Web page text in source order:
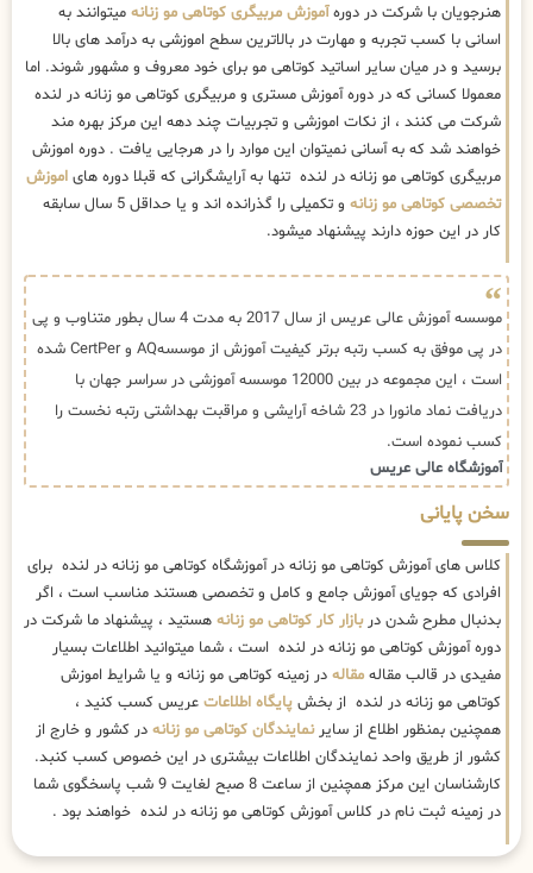
هنرجویان با شرکت در دورهآموزش مربیگری کوتاهی مو زنانه میتوانند به
اسانی با کسب تجربه و مهارت در بالاترین سطح اموزشی به درآمد های بالا
برسید و در میان سایر اساتید کوتاهی مو برای خود معروف و مشهور شوند. اما
معمولا کسانی که در دوره آموزش مستری و مربیگری کوتاهی مو زنانه در لنده
شرکت می کنند ، از نکات اموزشی و تجربیات چند دهه این مرکز بهره مند
خواهند شد که به آسانی نمیتوان این موارد را در هرجایی یافت . دوره اموزش
مربیگری کوتاهی مو زنانه در لنده تنها به آرایشگرانی که قبلا دوره های اموزش
تخصصی کوتاهی مو زنانه
و تکمیلی را گذرانده اند و یا حداقل 5 سال سابقه
کار در این حوزه دارند پیشنهاد میشود.
موسسه آموزش عالی عریس از سال 2017 به مدت 4 سال بطور متناوب و پی
در پی موفق به کسب رتبه برتر کیفیت آموزش از موسسهAQ و CertPer شده
است ، این مجموعه در بین 12000 موسسه آموزشی در سراسر جهان با
دریافت نماد مانورا در 23 شاخه آرایشی و مراقبت بهداشتی رتبه نخست را
کسب نموده است.
آموزشگاه عالی عریس
سخن پایانی
کلاس های آموزش کوتاهی مو زنانه در آموزشگاه کوتاهی مو زنانه در لنده برای
افرادی که جویای آموزش جامع و کامل و تخصصی هستند مناسب است ، اگر
بدنبال مطرح شدن دربازار کار کوتاهی مو زنانه هستید ، پیشنهاد ما شرکت در
دوره آموزش کوتاهی مو زنانه در لنده است ، شما میتوانید اطلاعات بسیار
مفیدی در قالب مقاله مقاله در زمینه کوتاهی مو زنانه و یا شرایط اموزش
کوتاهی مو زنانه در لنده از بخش پایگاه اطلاعات عریس کسب کنید ،
همچنین بمنظور اطلاع از سایرنمایندگان کوتاهی مو زنانه در کشور و خارج از
کشور از طریق واحد نمایندگان اطلاعات بیشتری در این خصوص کسب کنبد.
کارشناسان این مرکز همچنین از ساعت 8 صبح لغایت 9 شب پاسخگوی شما
در زمینه ثبت نام در کلاس آموزش کوتاهی مو زنانه در لنده خواهند بود .